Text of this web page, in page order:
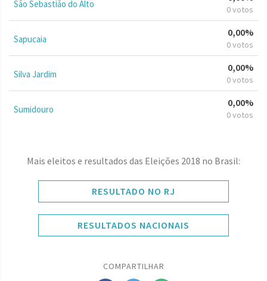
São Sebastião do Alto 0 votos
Sapucaia
0,00%
0 votos
Silva Jardim
0,00%
0 votos
Sumidouro
0,00%
0 votos
Mais eleitos e resultados das Eleições 2018 no Brasil:
RESULTADO NO RJ
RESULTADOS NACIONAIS
COMPARTILHAR